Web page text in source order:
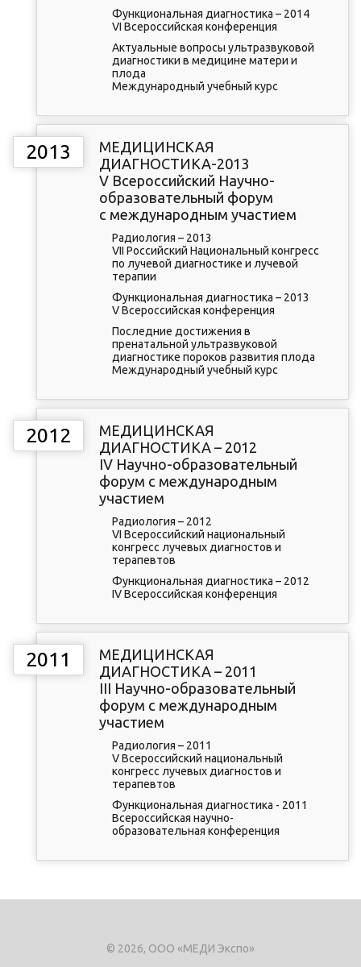
Функциональная диагностика – 2014
VI Всероссийская конференция
Актуальные вопросы ультразвуковой
диагностики в медицине матери и
плода
Международный учебный курс
2013
МЕДИЦИНСКАЯ
ДИАГНОСТИКА-2013
V Всероссийский Научно-
образовательный форум
с международным участием
Радиология – 2013
VII Российский Национальный конгресс
по лучевой диагностике и лучевой
терапии
Функциональная диагностика – 2013
V Всероссийская конференция
Последние достижения в
пренатальной ультразвуковой
диагностике пороков развития плода
Международный учебный курс
2012
МЕДИЦИНСКАЯ
ДИАГНОСТИКА – 2012
IV Научно-образовательный
форум с международным
участием
Радиология – 2012
VI Всероссийский национальный
конгресс лучевых диагностов и
терапевтов
Функциональная диагностика – 2012
IV Всероссийская конференция
2011
МЕДИЦИНСКАЯ
ДИАГНОСТИКА – 2011
III Научно-образовательный
форум с международным
участием
Радиология – 2011
V Всероссийский национальный
конгресс лучевых диагностов и
терапевтов
Функциональная диагностика - 2011
Всероссийская научно-
образовательная конференция
© 2026, ООО «МЕДИ Экспо»